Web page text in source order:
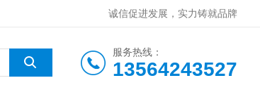
诚信促进发展，实力铸就品牌
服务热线：
13564243527